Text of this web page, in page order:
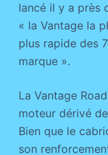
lancé il y a près
« la Vantage la
plus rapide des
marque ».
La Vantage
moteur dérivé
Bien que le
son